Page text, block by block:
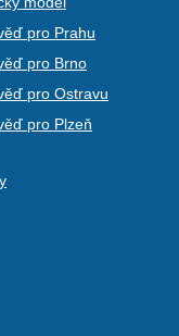
pro Prahu
pro Brno
pro Ostravu
pro Plzeň